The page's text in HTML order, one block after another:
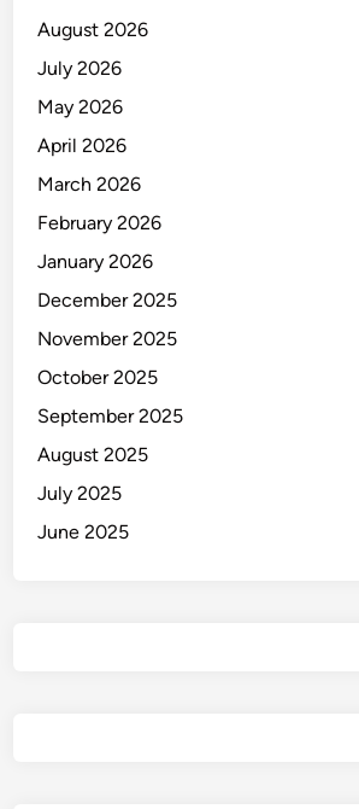
August 2026
July 2026
May 2026
April 2026
March 2026
February 2026
January 2026
December 2025
November 2025
October 2025
September 2025
August 2025
July 2025
June 2025